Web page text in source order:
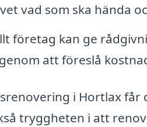
vad som ska hända
företag kan ge
att föreslå
i Hortlax
tryggheten i att